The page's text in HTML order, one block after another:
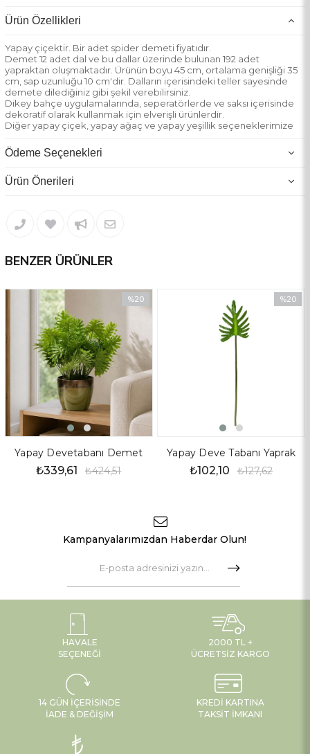
Ürün Özellikleri
Yapay çiçektir. Bir adet spider demeti fiyatıdır.
Demet 12 adet dal ve bu dallar üzerinde bulunan 192 adet
yapraktan oluşmaktadır. Ürünün boyu 45 cm, ortalama genişliği 35
cm, sap uzunluğu 10 cm'dir. Dalların içerisindeki teller sayesinde
demete dilediğiniz gibi şekil verebilirsiniz.
Dikey bahçe uygulamalarında, seperatörlerde ve saksı içerisinde
dekoratif olarak kullanmak için elverişli ürünlerdir.
Diğer yapay çiçek, yapay ağaç ve yapay yeşillik seçeneklerimize
Ürünlerimizde UV(ultraviyole) koruması bulunmamaktadır.
Ödeme Seçenekleri
Ürün Önerileri
BENZER ÜRÜNLER
Yapay Devetabanı Demet
₺339,61 ₺424,51
%20
Yapay Deve Tabanı Yaprak
₺102,10 ₺127,62
%20
Kampanyalarımızdan Haberdar Olun!
HAVALE
SEÇENEĞI
2000 TL +
ÜCRETSIZ KARGO
14 GÜN İÇERISINDE
İADE & DEĞIŞIM
KREDI KARTINA
TAKSIT İMKANI